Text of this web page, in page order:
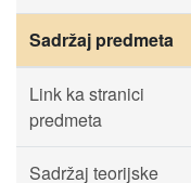
Sadržaj predmeta
Link ka stranici
predmeta
Sadržaj teorijske